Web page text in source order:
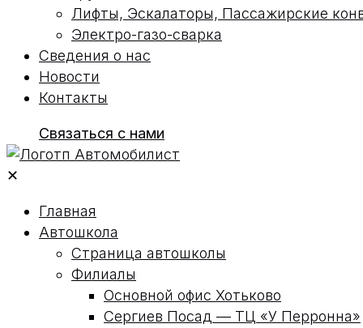
Лифты, Эскалаторы, Пассажирские
Электро-газо-сварка
Сведения о нас
Новости
Контакты
Связаться с нами
✕
Главная
Автошкола
Страница автошколы
Филиалы
Основной офис Хотьково
Сергиев Посад — ТЦ «У Перронна»